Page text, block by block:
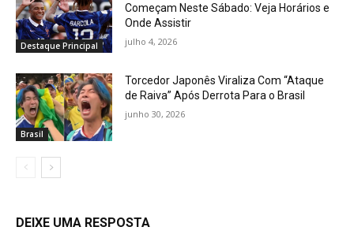
Destaque Principal
Começam Neste Sábado: Veja Horários e
Onde Assistir
julho 4, 2026
Brasil
Torcedor Japonês Viraliza Com “Ataque
de Raiva” Após Derrota Para o Brasil
junho 30, 2026
DEIXE UMA RESPOSTA